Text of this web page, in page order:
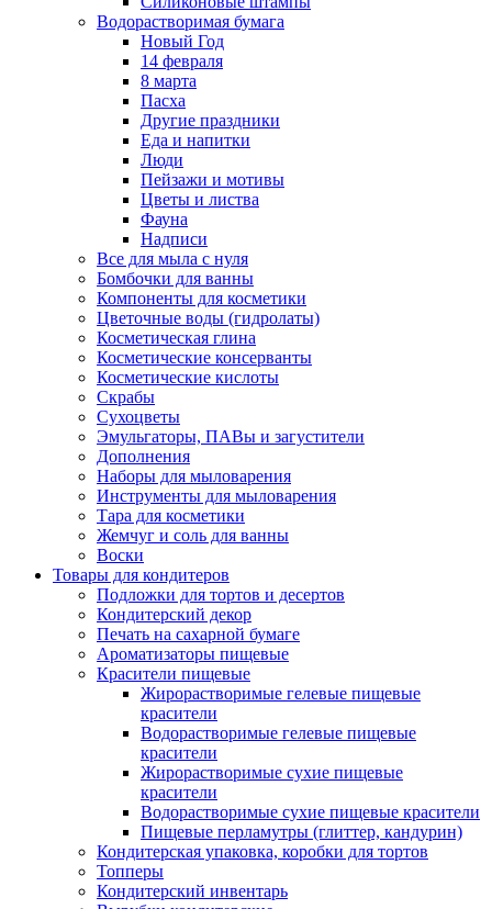
Водорастворимая бумага
Новый Год
14 февраля
8 марта
Пасха
Другие праздники
Еда и напитки
Люди
Пейзажи и мотивы
Цветы и листва
Фауна
Надписи
Все для мыла с нуля
Бомбочки для ванны
Компоненты для косметики
Цветочные воды (гидролаты)
Косметическая глина
Косметические консерванты
Косметические кислоты
Скрабы
Сухоцветы
Эмульгаторы, ПАВы и загустители
Дополнения
Наборы для мыловарения
Инструменты для мыловарения
Тара для косметики
Жемчуг и соль для ванны
Воски
Товары для кондитеров
Подложки для тортов и десертов
Кондитерский декор
Печать на сахарной бумаге
Ароматизаторы пищевые
Красители пищевые
Жирорастворимые гелевые пищевые
красители
Водорастворимые гелевые пищевые
красители
Жирорастворимые сухие пищевые
красители
Водорастворимые сухие пищевые красители
Пищевые перламутры (глиттер, кандурин)
Кондитерская упаковка, коробки для тортов
Топперы
Кондитерский инвентарь